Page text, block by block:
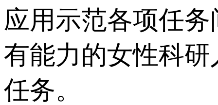
应用示范各项任
有能力的女性科
任务。